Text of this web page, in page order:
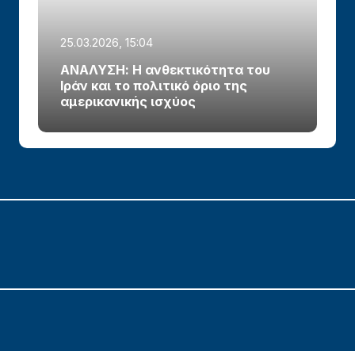
25.03.2026, 15:04
ΑΝΑΛΥΣΗ: Η ανθεκτικότητα του
Ιράν και το πολιτικό όριο της
αμερικανικής ισχύος